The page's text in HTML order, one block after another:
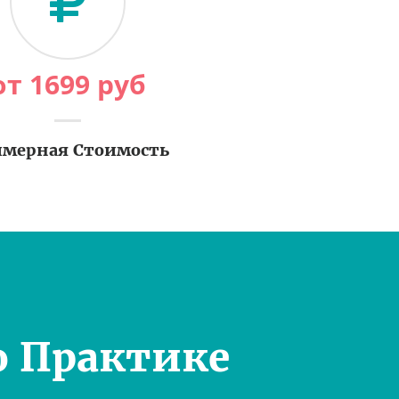
1699 руб
Стоимость
Практике